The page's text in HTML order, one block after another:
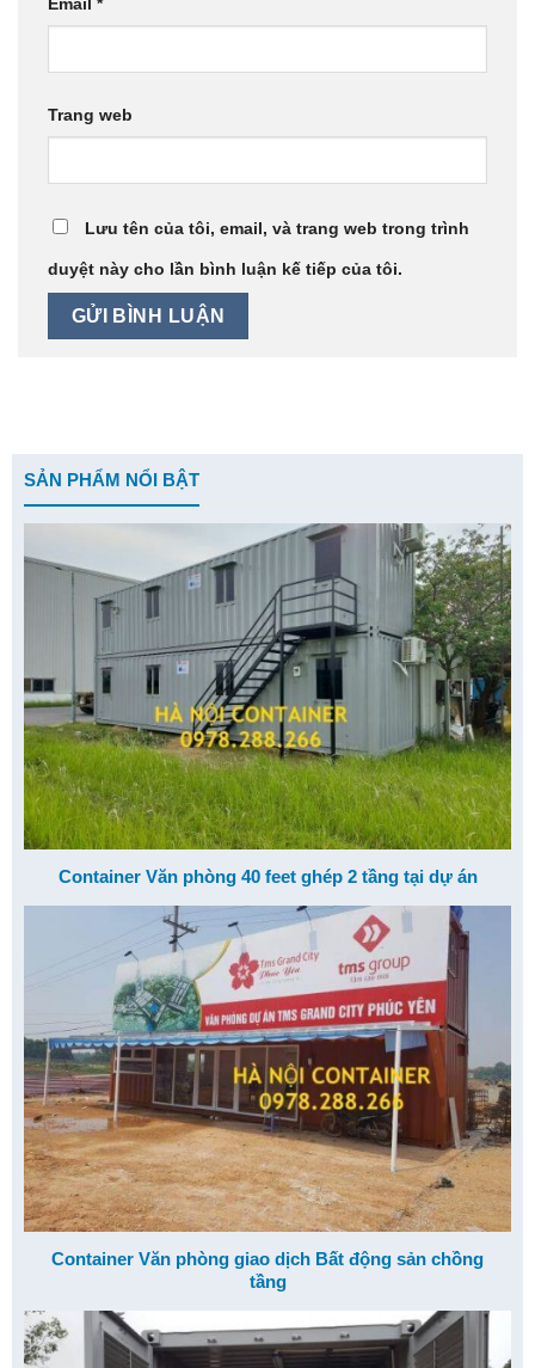
Trang web
Lưu tên của tôi, email, và trang web trong trình
duyệt này cho lần bình luận kế tiếp của tôi.
SẢN PHẨM NỔI BẬT
Container Văn phòng 40 feet ghép 2 tầng tại dự án
Container Văn phòng giao dịch Bất động sản chồng
tầng